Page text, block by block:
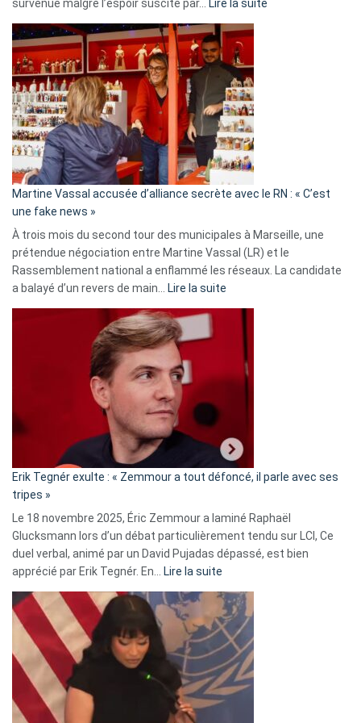
survenue malgré l’espoir suscité par… Lire la suite
Algérie
Martine Vassal accusée d’alliance secrète avec le RN : « C’est
une fake news »
À trois mois du second tour des municipales à Marseille, une
prétendue négociation entre Martine Vassal (LR) et le
Rassemblement national a enflammé les réseaux. La candidate
a balayé d’un revers de main…
Lire la suite
d’alliance
secrète
«
C’est
fake
news
»
Erik Tegnér exulte : « Zemmour a tout défoncé, il parle avec ses
tripes »
Le 18 novembre 2025, Éric Zemmour a laminé Raphaël
Glucksmann lors d’un débat particulièrement tendu sur LCI, Ce
duel verbal, animé par un David Pujadas dépassé, est bien
apprécié par Erik Tegnér. En…
Lire la suite
Tegnér
exulte
« Zemmour
a
tout